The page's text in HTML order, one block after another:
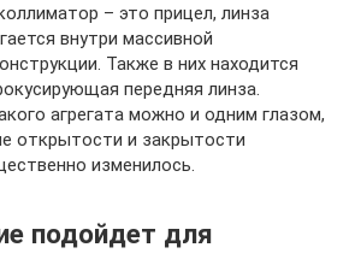
– это прицел, линза
внутри массивной
Также в них находится
передняя линза.
агрегата можно и одним глазом,
открытости и закрытости
изменилось.
подойдет для